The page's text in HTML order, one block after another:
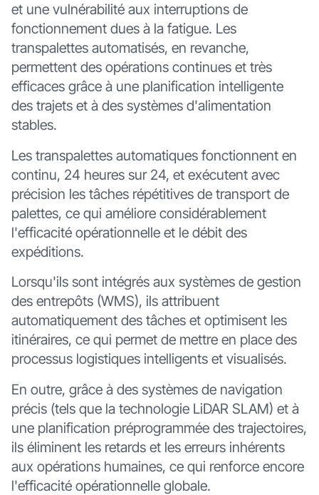
et une vulnérabilité aux interruptions de
fonctionnement dues à la fatigue. Les
transpalettes automatisés, en revanche,
permettent des opérations continues et très
efficaces grâce à une planification intelligente
des trajets et à des systèmes d'alimentation
stables.
Les transpalettes automatiques fonctionnent en
continu, 24 heures sur 24, et exécutent avec
précision les tâches répétitives de transport de
palettes, ce qui améliore considérablement
l'efficacité opérationnelle et le débit des
expéditions.
Lorsqu'ils sont intégrés aux systèmes de gestion
des entrepôts (WMS), ils attribuent
automatiquement des tâches et optimisent les
itinéraires, ce qui permet de mettre en place des
processus logistiques intelligents et visualisés.
En outre, grâce à des systèmes de navigation
précis (tels que la technologie LiDAR SLAM) et à
une planification préprogrammée des trajectoires,
ils éliminent les retards et les erreurs inhérents
aux opérations humaines, ce qui renforce encore
l'efficacité opérationnelle globale.